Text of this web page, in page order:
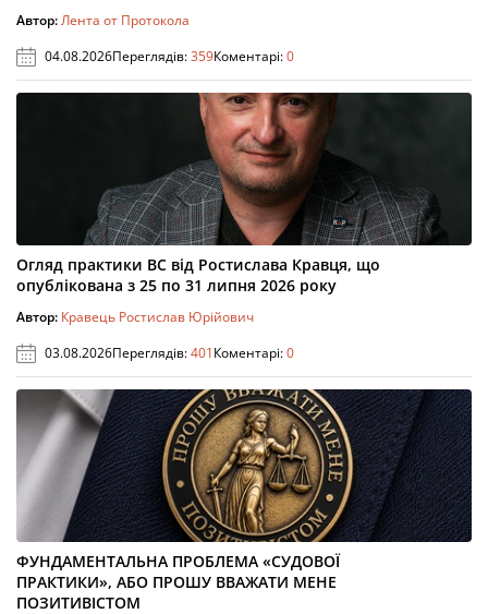
Автор:Лента от Протокола
04.08.2026Переглядів:359Коментарі:0
Огляд практики ВС від Ростислава Кравця, що
опублікована з 25 по 31 липня 2026 року
Автор: Кравець Ростислав Юрійович
03.08.2026Переглядів:401Коментарі:0
ФУНДАМЕНТАЛЬНА ПРОБЛЕМА «СУДОВОЇ
ПРАКТИКИ», АБО ПРОШУ ВВАЖАТИ МЕНЕ
ПОЗИТИВІСТОМ